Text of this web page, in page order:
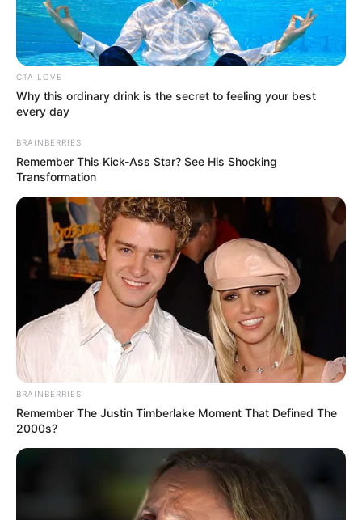
CTA LOVE
Why this ordinary drink is the secret to feeling your best
every day
BRAINBERRIES
Remember This Kick-Ass Star? See His Shocking
Transformation
BRAINBERRIES
Remember The Justin Timberlake Moment That Defined The
2000s?